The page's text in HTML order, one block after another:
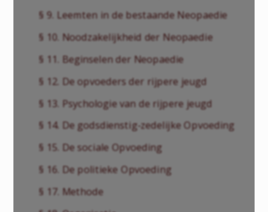
§ 9. Leemten in de bestaande Neopaedie
§ 10. Noodzakelijkheid der Neopaedie
§ 11. Beginselen der Neopaedie
§ 12. De opvoeders der rijpere jeugd
§ 13. Psychologie van de rijpere jeugd
§ 14. De godsdienstig-zedelijke Opvoeding
§ 15. De sociale Opvoeding
§ 16. De politieke Opvoeding
§ 17. Methode